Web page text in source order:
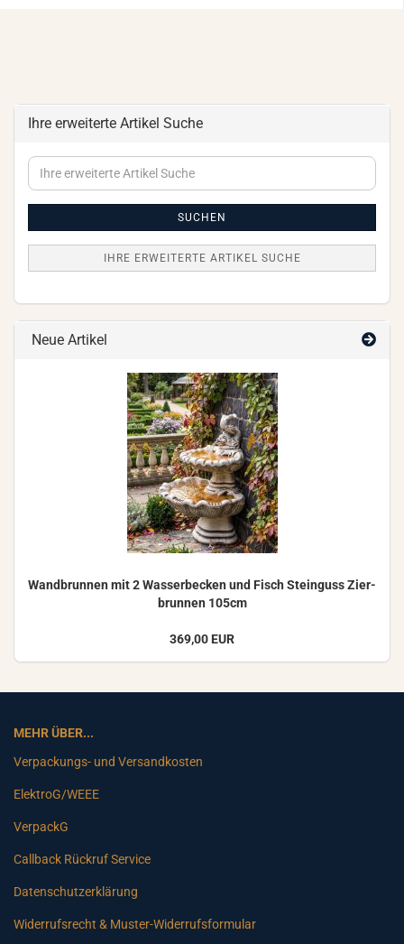
Ihre erweiterte Artikel Suche
Ihre
erweiterte
SUCHEN
IHRE ERWEITERTE ARTIKEL SUCHE
Neue Artikel
Wand­brun­nen mit 2 Was­ser­be­cken und Fisch Stein­guss Zier­
brun­nen 105cm
369,00 EUR
MEHR ÜBER...
Verpackungs- und Versandkosten
ElektroG/WEEE
VerpackG
Callback Rückruf Service
Datenschutzerklärung
Widerrufsrecht & Muster-Widerrufsformular